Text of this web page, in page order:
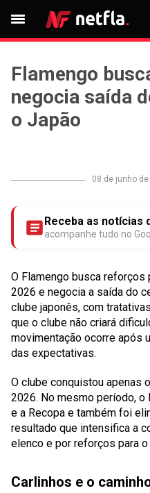
Flamengo
negocia saída
o Japão
08 de junho
Receba as notícias
acompanhe tudo no
O Flamengo busca
2026 e negocia a saída do
clube japonês, com
que o clube não criará
movimentação ocorre após
das expectativas.
O clube conquistou apenas
2026. No mesmo período, o
e a Recopa e também foi
resultado que intensifica a
elenco e por reforços para
Carlinhos e o